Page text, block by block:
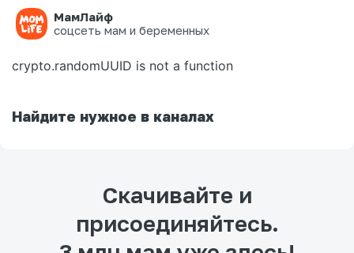
МамЛайф
соцсеть мам и беременных
Ошибка на странице
crypto.randomUUID is not a function
Найдите нужное в каналах
Скачивайте и
присоединяйтесь.